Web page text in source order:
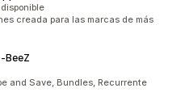
creada para las marcas de más
and Save, Bundles, Recurrente